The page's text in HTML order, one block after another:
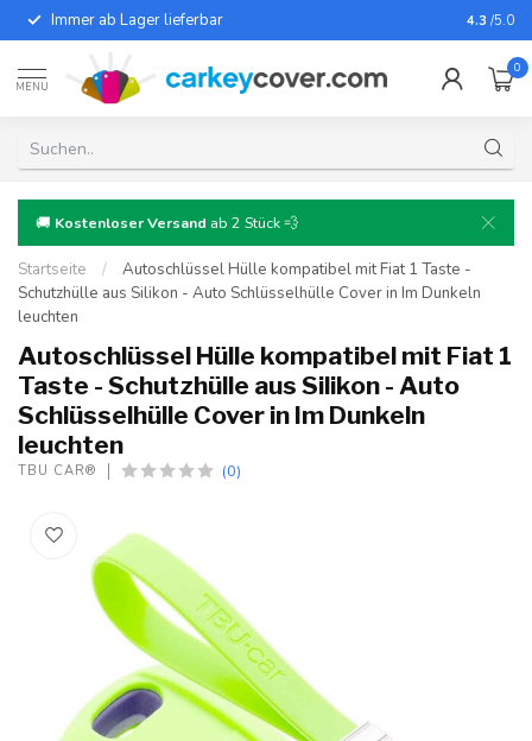
Immer ab Lager lieferbar Für fast
4.3 /5.0
MENU
0
🚚 Kostenloser Versand ab 2 Stück 💨
Startseite /
Autoschlüssel Hülle kompatibel mit Fiat 1 Taste -
Schutzhülle aus Silikon - Auto Schlüsselhülle Cover in Im Dunkeln
leuchten
Autoschlüssel Hülle kompatibel mit Fiat 1
Taste - Schutzhülle aus Silikon - Auto
Schlüsselhülle Cover in Im Dunkeln
leuchten
TBU CAR® (0)